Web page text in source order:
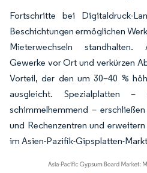
Fortschritte bei Digitaldruck-
Beschichtungen ermöglichen
Mieterwechseln standhalten.
Gewerke vor Ort und verkürzen
Vorteil, der den um 30–40 %
ausgleicht. Spezialplatten
schimmelhemmend –
und Rechenzentren und
im Asien-Pazifik-Gipsplatten-